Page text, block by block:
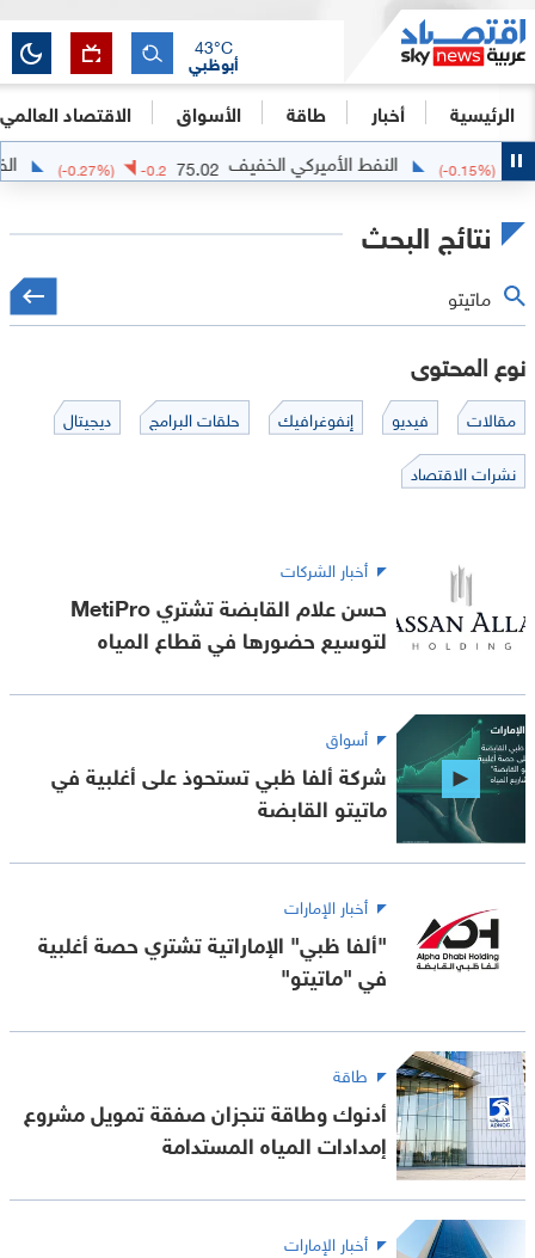
الرئيسية أخبار طاقة الأسواق الاقتصاد العالمي
أبوظبي
43°C
( -0.15%) النفط الأميركي الخفيف 75.02
-0.2
(-0.27%)
نتائج البحث
نوع المحتوى
مقالات فيديو إنفوغرافيك حلقات البرامج
ديجيتال
نشرات الاقتصاد
أخبار الشركات
حسن علام القابضة تشتري MetiPro
لتوسيع حضورها في قطاع المياه
أسواق
شركة ألفا ظبي تستحوذ على أغلبية في
ماتيتو القابضة
أخبار الإمارات
"ألفا ظبي" الإماراتية تشتري حصة أغلبية
في "ماتيتو"
طاقة
أدنوك وطاقة تنجزان صفقة تمويل مشروع
إمدادات المياه المستدامة
أخبار الإمارات